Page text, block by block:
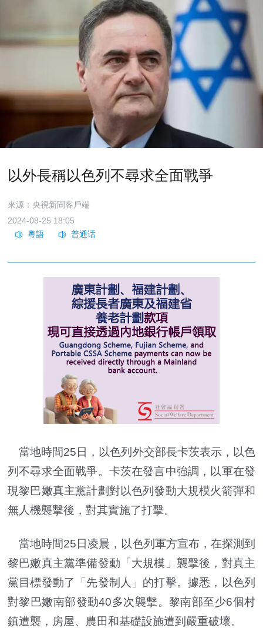
以外長稱以色列不尋求全面戰爭
來源：央視新聞客戶端
2024-08-25 18:05
當地時間25日，以色列外交部長卡茨表示，以色
列不尋求全面戰爭。卡茨在發言中強調，以軍在發
現黎巴嫩真主黨計劃對以色列發動大規模火箭彈和
無人機襲擊後，對其實施了打擊。
當地時間25日凌晨，以色列軍方宣布，在探測到
黎巴嫩真主黨準備發動「大規模」襲擊後，對真主
黨目標發動了「先發制人」的打擊。據悉，以色列
對黎巴嫩南部發動40多次襲擊。黎南部至少6個村
鎮遭襲，房屋、農田和基礎設施遭到嚴重破壞。